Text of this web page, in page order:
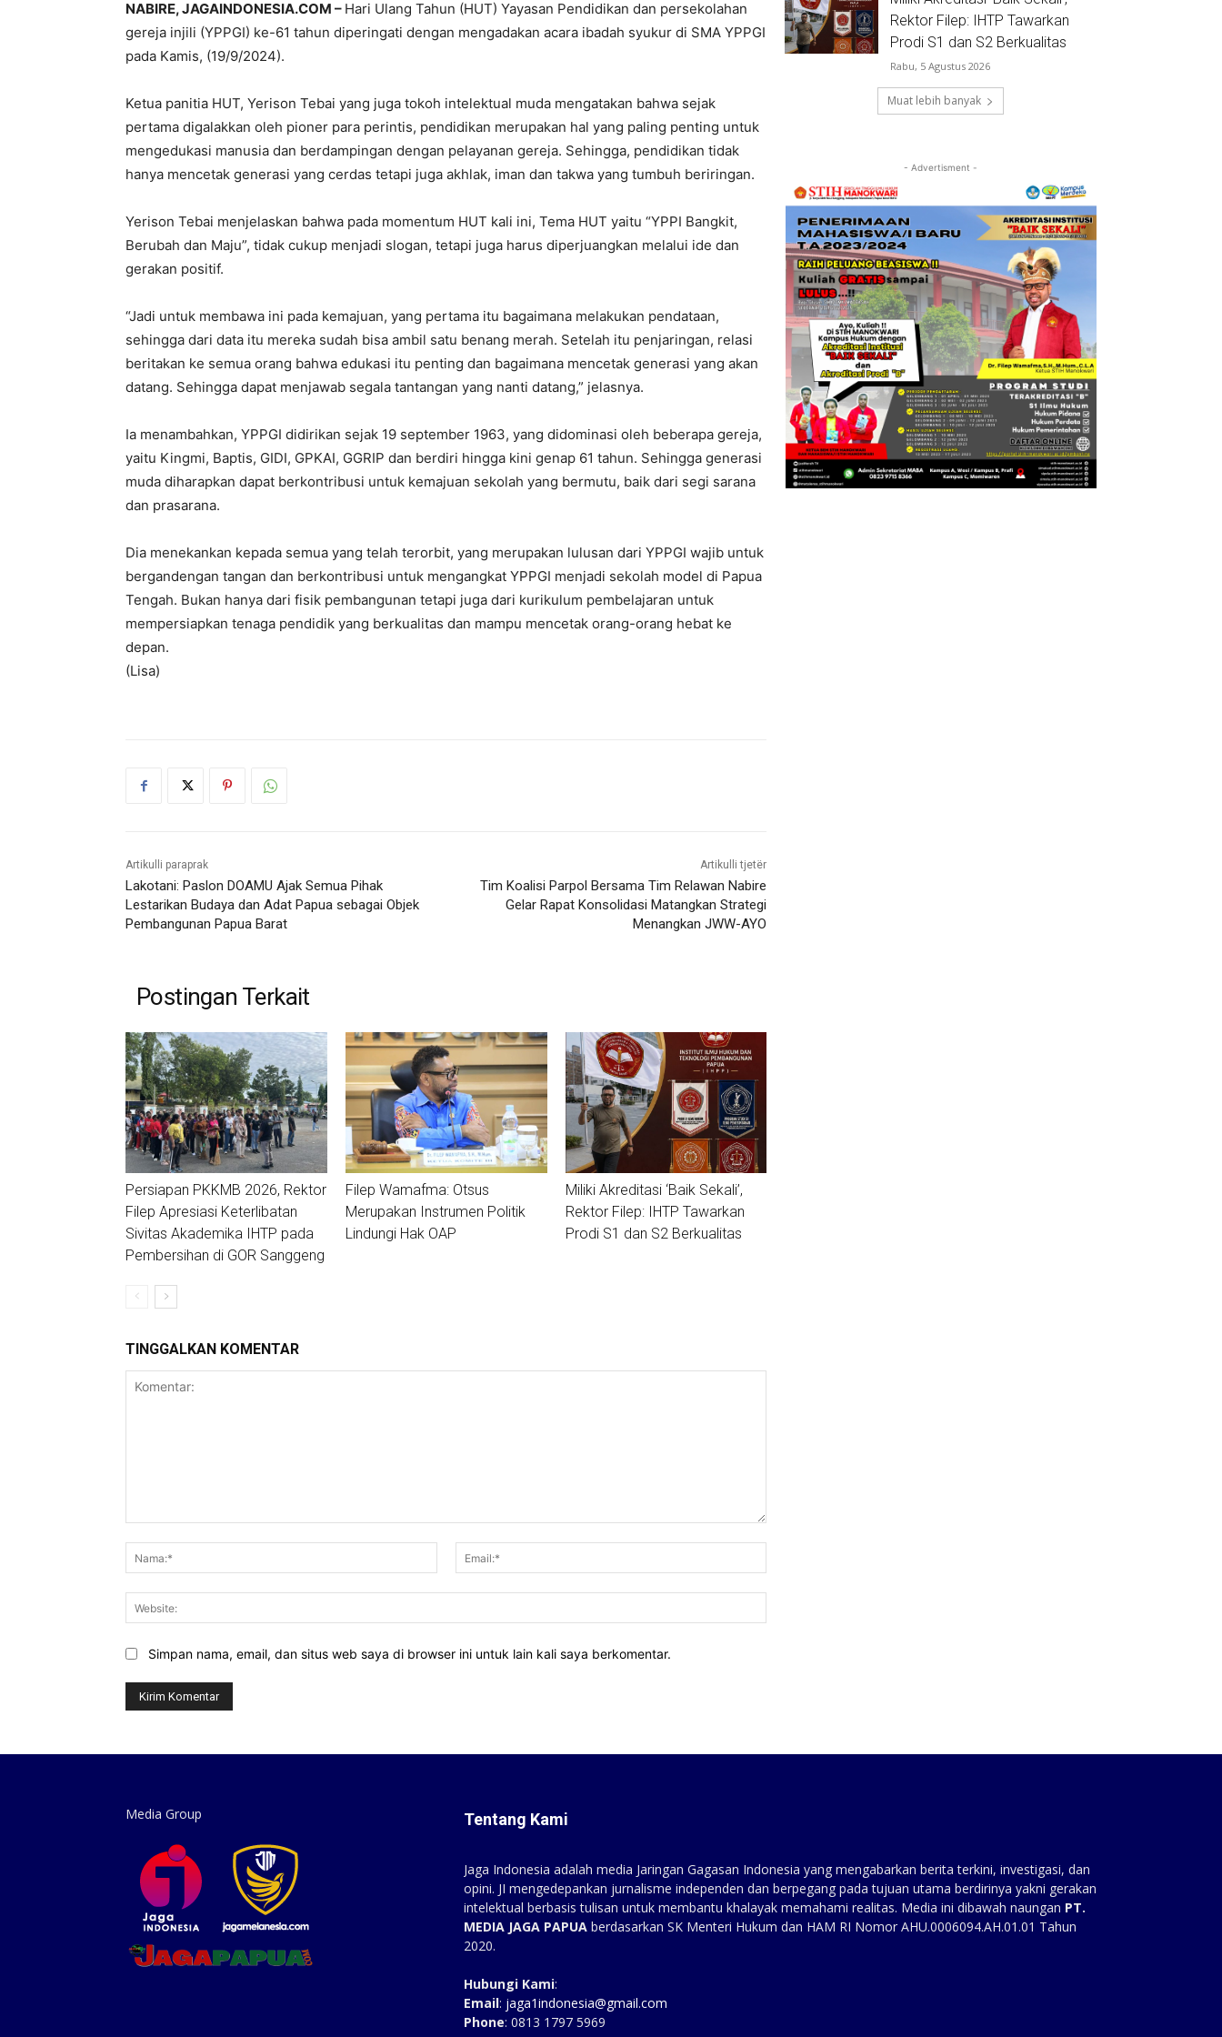
NABIRE, JAGAINDONESIA.COM – Hari Ulang Tahun (HUT) Yayasan Pendidikan dan persekolahan
gereja injili (YPPGI) ke-61 tahun diperingati dengan mengadakan acara ibadah syukur di SMA YPPGI
pada Kamis, (19/9/2024).
Ketua panitia HUT, Yerison Tebai yang juga tokoh intelektual muda mengatakan bahwa sejak
pertama digalakkan oleh pioner para perintis, pendidikan merupakan hal yang paling penting untuk
mengedukasi manusia dan berdampingan dengan pelayanan gereja. Sehingga, pendidikan tidak
hanya mencetak generasi yang cerdas tetapi juga akhlak, iman dan takwa yang tumbuh beriringan.
Yerison Tebai menjelaskan bahwa pada momentum HUT kali ini, Tema HUT yaitu “YPPI Bangkit,
Berubah dan Maju”, tidak cukup menjadi slogan, tetapi juga harus diperjuangkan melalui ide dan
gerakan positif.
“Jadi untuk membawa ini pada kemajuan, yang pertama itu bagaimana melakukan pendataan,
sehingga dari data itu mereka sudah bisa ambil satu benang merah. Setelah itu penjaringan, relasi
beritakan ke semua orang bahwa edukasi itu penting dan bagaimana mencetak generasi yang akan
datang. Sehingga dapat menjawab segala tantangan yang nanti datang,” jelasnya.
Ia menambahkan, YPPGI didirikan sejak 19 september 1963, yang didominasi oleh beberapa gereja,
yaitu Kingmi, Baptis, GIDI, GPKAI, GGRIP dan berdiri hingga kini genap 61 tahun. Sehingga generasi
muda diharapkan dapat berkontribusi untuk kemajuan sekolah yang bermutu, baik dari segi sarana
dan prasarana.
Dia menekankan kepada semua yang telah terorbit, yang merupakan lulusan dari YPPGI wajib untuk
bergandengan tangan dan berkontribusi untuk mengangkat YPPGI menjadi sekolah model di Papua
Tengah. Bukan hanya dari fisik pembangunan tetapi juga dari kurikulum pembelajaran untuk
mempersiapkan tenaga pendidik yang berkualitas dan mampu mencetak orang-orang hebat ke
depan.
(Lisa)
Artikulli paraprak
Lakotani: Paslon DOAMU Ajak Semua Pihak
Lestarikan Budaya dan Adat Papua sebagai Objek
Pembangunan Papua Barat
Artikulli tjetër
Tim Koalisi Parpol Bersama Tim Relawan Nabire
Gelar Rapat Konsolidasi Matangkan Strategi
Menangkan JWW-AYO
Postingan Terkait
Persiapan PKKMB 2026, Rektor
Filep Apresiasi Keterlibatan
Sivitas Akademika IHTP pada
Pembersihan di GOR Sanggeng
Filep Wamafma: Otsus
Merupakan Instrumen Politik
Lindungi Hak OAP
Miliki Akreditasi ‘Baik Sekali’,
Rektor Filep: IHTP Tawarkan
Prodi S1 dan S2 Berkualitas
TINGGALKAN KOMENTAR
Nama:*
Simpan nama, email, dan situs web saya di browser ini untuk lain kali saya berkomentar.
Rektor Filep: IHTP Tawarkan
Prodi S1 dan S2 Berkualitas
Rabu, 5 Agustus 2026
Muat lebih banyak
- Advertisment -
Media Group Tentang Kami
Jaga Indonesia adalah media Jaringan Gagasan Indonesia yang mengabarkan berita terkini, investigasi, dan
opini. JI mengedepankan jurnalisme independen dan berpegang pada tujuan utama berdirinya yakni gerakan
intelektual berbasis tulisan untuk membantu khalayak memahami realitas. Media ini dibawah naungan PT.
MEDIA JAGA PAPUA berdasarkan SK Menteri Hukum dan HAM RI Nomor AHU.0006094.AH.01.01 Tahun
2020.
Hubungi Kami:
Email: jaga1indonesia@gmail.com
Phone: 0813 1797 5969